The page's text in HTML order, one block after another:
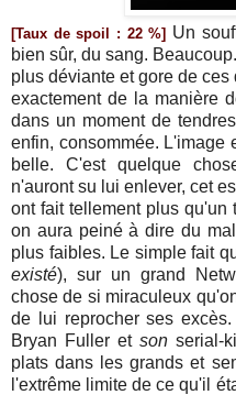
[Taux de spoil : 22 %] Un
bien sûr, du sang.
plus déviante et gore de
exactement de la manière
dans un moment de
enfin, consommée. L'image
belle. C'est quelque
n'auront su lui enlever, cet
ont fait tellement plus
on aura peiné à dire du
plus faibles. Le simple fait
existé), sur un grand
chose de si miraculeux
de lui reprocher ses
Bryan Fuller etson serial-
plats dans les grands et
l'extrême limite de ce qu'il